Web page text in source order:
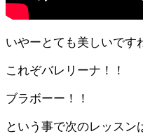
いやーとても美しいです
これぞバレリーナ！！
ブラボーー！！
という事で次のレッス